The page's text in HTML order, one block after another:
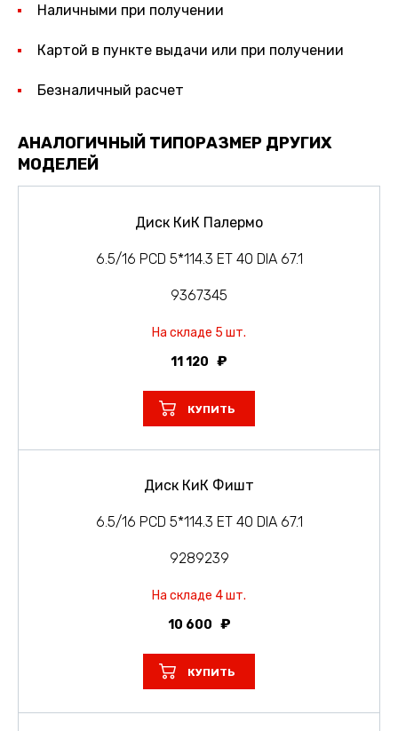
Наличными при получении
Картой в пункте выдачи или при получении
Безналичный расчет
АНАЛОГИЧНЫЙ ТИПОРАЗМЕР ДРУГИХ
МОДЕЛЕЙ
Диск КиК Палермо
6.5/16 PCD 5*114.3 ET 40 DIA 67.1
9367345
На складе 5 шт.
11 120
КУПИТЬ
Диск КиК Фишт
6.5/16 PCD 5*114.3 ET 40 DIA 67.1
9289239
На складе 4 шт.
10 600
КУПИТЬ